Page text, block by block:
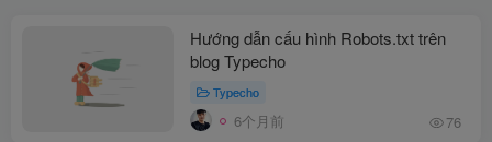
Hướng dẫn cấu hình Robots.txt trên
blog Typecho
Typecho
6个月前 76